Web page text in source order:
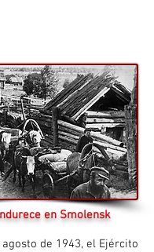
en Smolensk
de 1943, el Ejército